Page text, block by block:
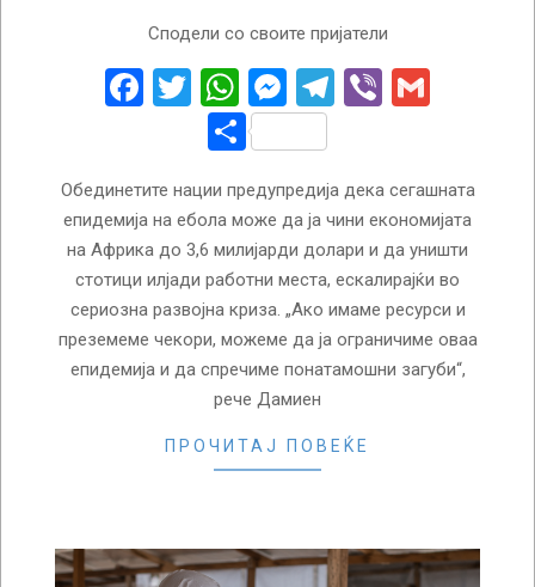
Сподели со своите пријатели
Facebook
Twitter
WhatsApp
Messenger
Telegram
Viber
Share
Обединетите нации предупредија дека сегашната
епидемија на ебола може да ја чини економијата
на Африка до 3,6 милијарди долари и да уништи
стотици илјади работни места, ескалирајќи во
сериозна развојна криза. „Ако имаме ресурси и
преземеме чекори, можеме да ја ограничиме оваа
епидемија и да спречиме понатамошни загуби“,
рече Дамиен
ПРОЧИТАЈ ПОВЕЌЕ